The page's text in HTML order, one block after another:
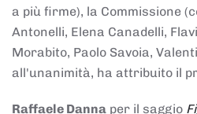
a più firme), la Commissione
Antonelli, Elena Canadelli,
Morabito, Paolo Savoia,
all'unanimità, ha attribuito il
Raffaele Danna per il saggio